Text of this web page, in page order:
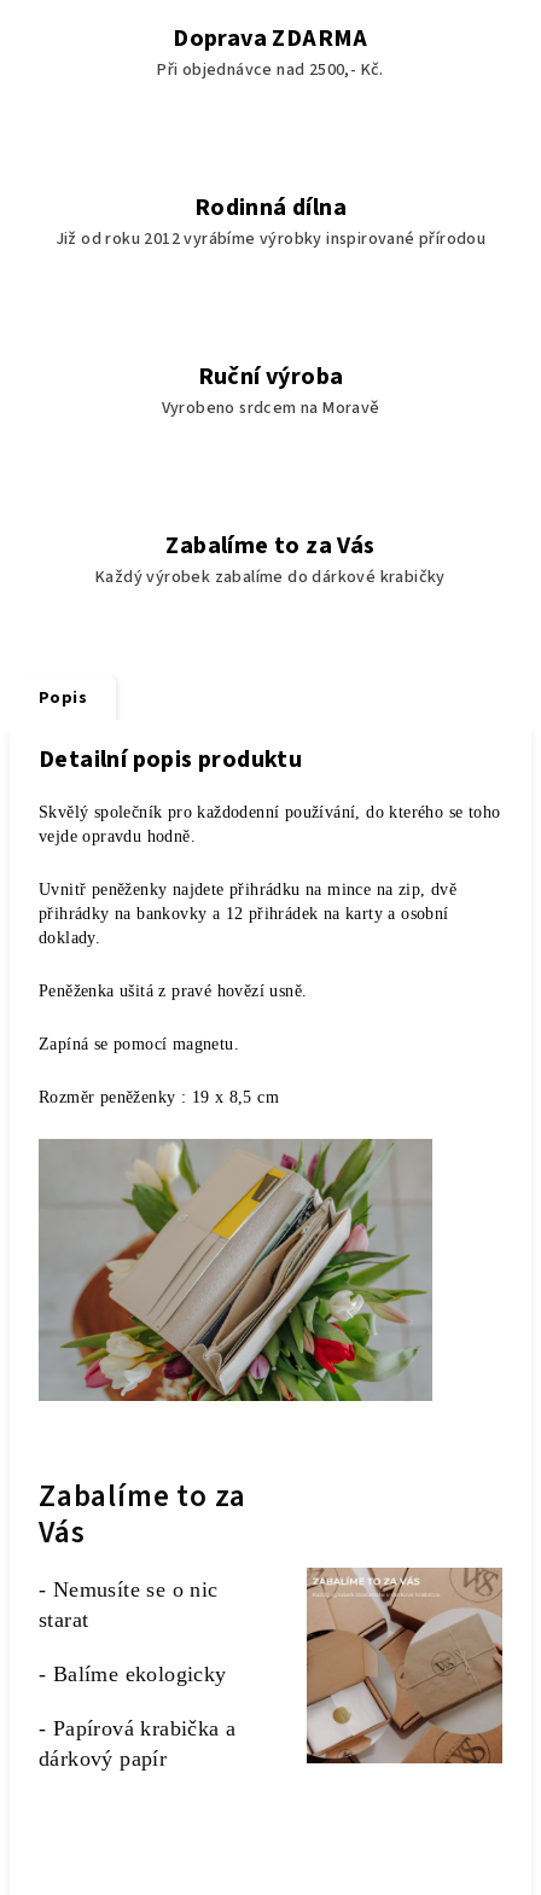
Doprava ZDARMA
Při objednávce nad 2500,- Kč.
Rodinná dílna
Již od roku 2012 vyrábíme výrobky inspirované přírodou
Ruční výroba
Vyrobeno srdcem na Moravě
Zabalíme to za Vás
Každý výrobek zabalíme do dárkové krabičky
Popis
Detailní popis produktu
Skvělý společník pro každodenní používání, do kterého se toho
vejde opravdu hodně.
Uvnitř peněženky najdete přihrádku na mince na zip, dvě
přihrádky na bankovky a 12 přihrádek na karty a osobní
doklady.
Peněženka ušitá z pravé hovězí usně.
Zapíná se pomocí magnetu.
Rozměr peněženky : 19 x 8,5 cm
Zabalíme to za
Vás
- Nemusíte se o nic
starat
- Balíme ekologicky
- Papírová krabička a
dárkový papír